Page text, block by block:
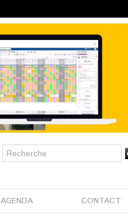
AGENDA CONTACT